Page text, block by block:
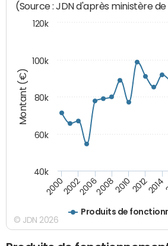
Montant (€)
(Source : JDN d'après ministère
Produits de
2000200220062008201020122014
40k
60k
80k
100k
120k
© JDN 2026